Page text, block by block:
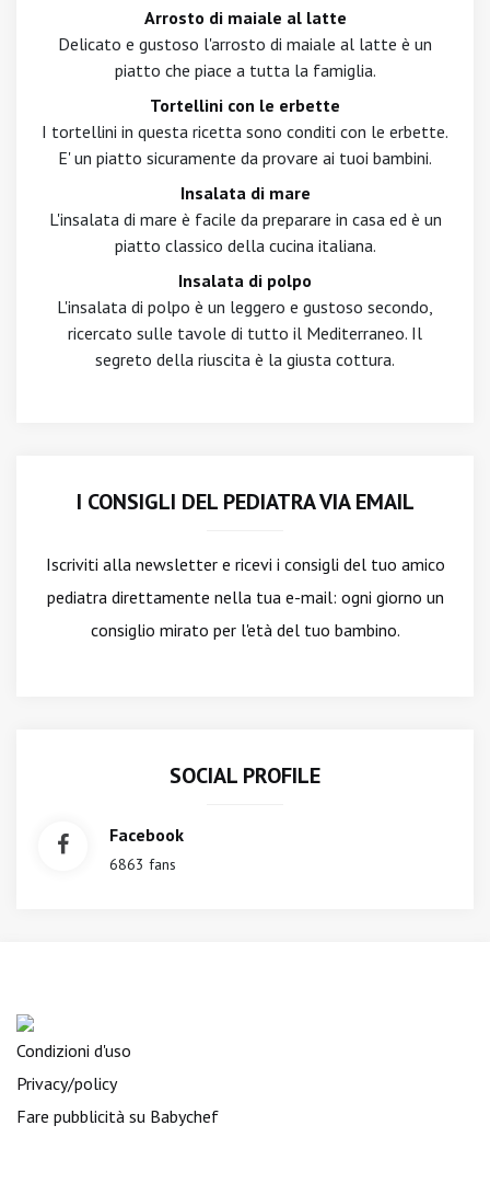
Arrosto di maiale al latte
Delicato e gustoso l'arrosto di maiale al latte è un
piatto che piace a tutta la famiglia.
Tortellini con le erbette
I tortellini in questa ricetta sono conditi con le erbette.
E' un piatto sicuramente da provare ai tuoi bambini.
Insalata di mare
L'insalata di mare è facile da preparare in casa ed è un
piatto classico della cucina italiana.
Insalata di polpo
L'insalata di polpo è un leggero e gustoso secondo,
ricercato sulle tavole di tutto il Mediterraneo. Il
segreto della riuscita è la giusta cottura.
I CONSIGLI DEL PEDIATRA VIA EMAIL
Iscriviti alla newslettere ricevi i consigli del tuo amico
pediatra direttamente nella tua e-mail: ogni giorno un
consiglio mirato per l'età del tuo bambino.
SOCIAL PROFILE
Facebook
6863 fans
Condizioni d'uso
Privacy/policy
Fare pubblicità su Babychef